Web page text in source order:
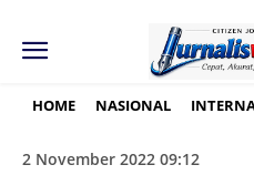
HOME NASIONAL
2 November 2022 09:12